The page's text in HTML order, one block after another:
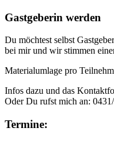
Gastgeberin werden
Du möchtest selbst
bei mir und wir stimmen
Materialumlage pro
Infos dazu und das
Oder Du rufst mich an:
Termine: